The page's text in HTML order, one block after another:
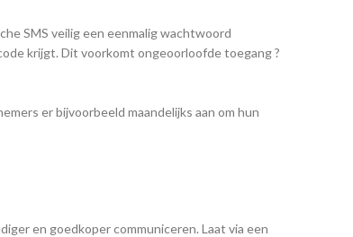
SMS veilig een eenmalig wachtwoord
krijgt. Dit voorkomt ongeoorloofde toegang ?
er bijvoorbeeld maandelijks aan om hun
en goedkoper communiceren. Laat via een